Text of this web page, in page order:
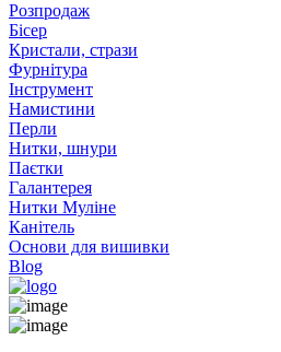
Розпродаж
Бісер
Кристали, стрази
Фурнітура
Інструмент
Намистини
Перли
Нитки, шнури
Паєтки
Галантерея
Нитки Муліне
Канітель
Основи для вишивки
Blog